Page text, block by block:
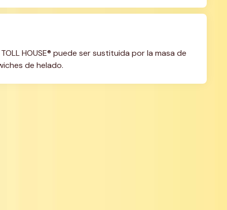
HOUSE® puede ser sustituida por la masa de
de helado.